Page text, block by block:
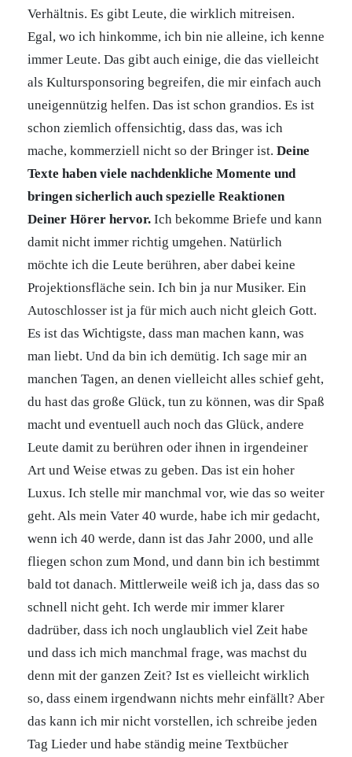
Verhältnis. Es gibt Leute, die wirklich mitreisen.
Egal, wo ich hinkomme, ich bin nie alleine, ich kenne
immer Leute. Das gibt auch einige, die das vielleicht
als Kultursponsoring begreifen, die mir einfach auch
uneigennützig helfen. Das ist schon grandios. Es ist
schon ziemlich offensichtig, dass das, was ich
mache, kommerziell nicht so der Bringer ist. Deine
Texte haben viele nachdenkliche Momente und
bringen sicherlich auch spezielle Reaktionen
Deiner Hörer hervor. Ich bekomme Briefe und kann
damit nicht immer richtig umgehen. Natürlich
möchte ich die Leute berühren, aber dabei keine
Projektionsfläche sein. Ich bin ja nur Musiker. Ein
Autoschlosser ist ja für mich auch nicht gleich Gott.
Es ist das Wichtigste, dass man machen kann, was
man liebt. Und da bin ich demütig. Ich sage mir an
manchen Tagen, an denen vielleicht alles schief geht,
du hast das große Glück, tun zu können, was dir Spaß
macht und eventuell auch noch das Glück, andere
Leute damit zu berühren oder ihnen in irgendeiner
Art und Weise etwas zu geben. Das ist ein hoher
Luxus. Ich stelle mir manchmal vor, wie das so weiter
geht. Als mein Vater 40 wurde, habe ich mir gedacht,
wenn ich 40 werde, dann ist das Jahr 2000, und alle
fliegen schon zum Mond, und dann bin ich bestimmt
bald tot danach. Mittlerweile weiß ich ja, dass das so
schnell nicht geht. Ich werde mir immer klarer
dadrüber, dass ich noch unglaublich viel Zeit habe
und dass ich mich manchmal frage, was machst du
denn mit der ganzen Zeit? Ist es vielleicht wirklich
so, dass einem irgendwann nichts mehr einfällt? Aber
das kann ich mir nicht vorstellen, ich schreibe jeden
Tag Lieder und habe ständig meine Textbücher